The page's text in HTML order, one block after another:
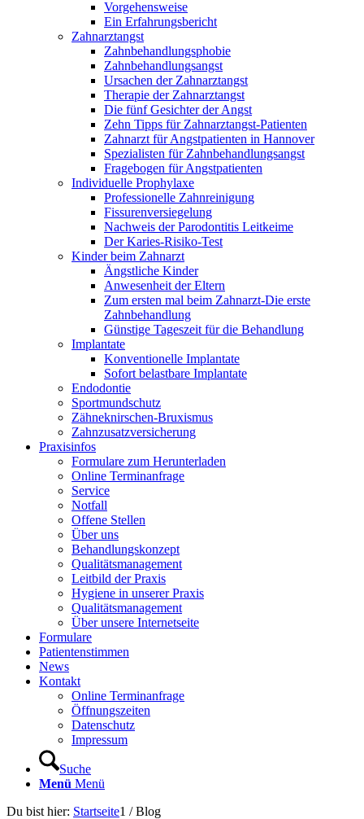
Vorgehensweise
Ein Erfahrungsbericht
Zahnarztangst
Zahnbehandlungsphobie
Zahnbehandlungsangst
Ursachen der Zahnarztangst
Therapie der Zahnarztangst
Die fünf Gesichter der Angst
Zehn Tipps für Zahnarztangst-Patienten
Zahnarzt für Angstpatienten in Hannover
Spezialisten für Zahnbehandlungsangst
Fragebogen für Angstpatienten
Individuelle Prophylaxe
Professionelle Zahnreinigung
Fissurenversiegelung
Nachweis der Parodontitis Leitkeime
Der Karies-Risiko-Test
Kinder beim Zahnarzt
Ängstliche Kinder
Anwesenheit der Eltern
Zum ersten mal beim Zahnarzt-Die erste
Zahnbehandlung
Günstige Tageszeit für die Behandlung
Implantate
Konventionelle Implantate
Sofort belastbare Implantate
Endodontie
Sportmundschutz
Zähneknirschen-Bruxismus
Zahnzusatzversicherung
Praxisinfos
Formulare zum Herunterladen
Online Terminanfrage
Service
Notfall
Offene Stellen
Über uns
Behandlungskonzept
Qualitätsmanagement
Leitbild der Praxis
Hygiene in unserer Praxis
Qualitätsmanagement
Über unsere Internetseite
Formulare
Patientenstimmen
News
Kontakt
Online Terminanfrage
Öffnungszeiten
Datenschutz
Impressum
Suche
Menü Menü
Du bist hier: Startseite1 / Blog